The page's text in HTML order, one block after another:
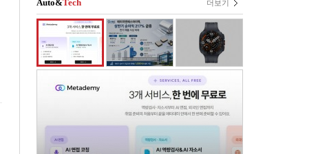
Auto&Tech 더보기